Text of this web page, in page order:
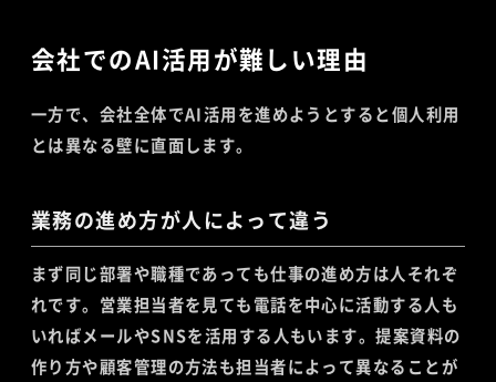
会社でのAI活用が難しい理由
一方で、会社全体でAI活用を進めようとすると個人利用
とは異なる壁に直面します。
業務の進め方が人によって違う
まず同じ部署や職種であっても仕事の進め方は人それぞ
れです。営業担当者を見ても電話を中心に活動する人も
いればメールやSNSを活用する人もいます。提案資料の
作り方や顧客管理の方法も担当者によって異なることが